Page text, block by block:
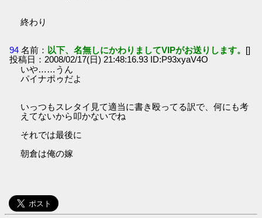
終わり
94 名前： 以下、名無しにかわりましてVIPがお送りします。 []
投稿日：2008/02/17(日) 21:48:16.93 ID:P93xyaV4O
いや……うん
パイナポゥだよ
いっつもスレタイ見て適当に書き殴ってる訳で、何にも考
えてないから叩かないでね
それでは最後に
朝倉は俺の嫁